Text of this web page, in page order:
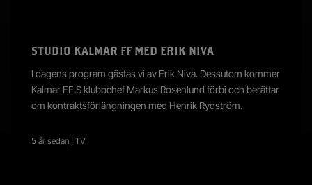
STUDIO KALMAR FF MED ERIK NIVA
I dagens program gästas vi av Erik Niva. Dessutom kommer
Kalmar FF:S klubbchef Markus Rosenlund förbi och berättar
om kontraktsförlängningen med Henrik Rydström.
5 år sedan | TV